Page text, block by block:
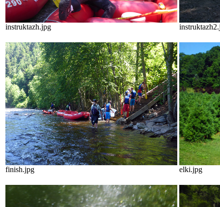
instruktazh.jpg
finish.jpg elki.jpg